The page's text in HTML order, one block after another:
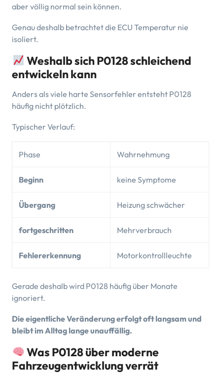
aber völlig normal sein können.
Genau deshalb betrachtet die ECU Temperatur nie
isoliert.
Weshalb sich P0128 schleichend
entwickeln kann
Anders als viele harte Sensorfehler entsteht P0128
häufig nicht plötzlich.
Typischer Verlauf:
Phase Wahrnehmung
Beginn keine Symptome
Übergang Heizung schwächer
fortgeschritten Mehrverbrauch
Fehlererkennung Motorkontrollleuchte
Gerade deshalb wird P0128 häufig über Monate
ignoriert.
Die eigentliche Veränderung erfolgt oft langsam und
bleibt im Alltag lange unauffällig.
Was P0128 über moderne
Fahrzeugentwicklung verrät